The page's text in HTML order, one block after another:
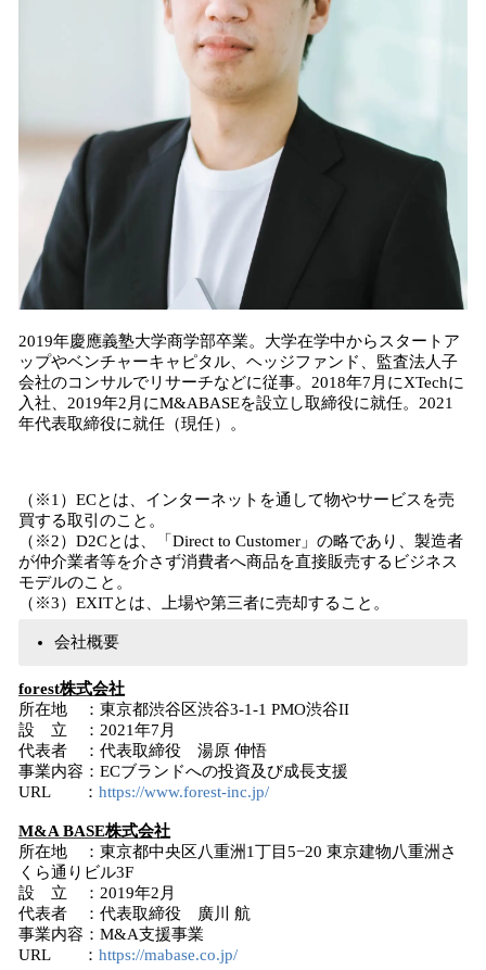
2019年慶應義塾大学商学部卒業。大学在学中からスタートア
ップやベンチャーキャピタル、ヘッジファンド、監査法人子
会社のコンサルでリサーチなどに従事。2018年7月にXTechに
入社、2019年2月にM&ABASEを設立し取締役に就任。2021
年代表取締役に就任（現任）。
（※1）ECとは、インターネットを通して物やサービスを売
買する取引のこと。
（※2）D2Cとは、「Direct to Customer」の略であり、製造者
が仲介業者等を介さず消費者へ商品を直接販売するビジネス
モデルのこと。
（※3）EXITとは、上場や第三者に売却すること。
会社概要
forest株式会社
所在地 ：東京都渋谷区渋谷3-1-1 PMO渋谷II
設 立 ：2021年7月
代表者 ：代表取締役 湯原 伸悟
事業内容：ECブランドへの投資及び成長支援
URL ： https://www.forest-inc.jp/
M&A BASE株式会社
所在地 ：東京都中央区八重洲1丁目5−20 東京建物八重洲さ
くら通りビル3F
設 立 ：2019年2月
代表者 ：代表取締役 廣川 航
事業内容：M&A支援事業
URL ： https://mabase.co.jp/